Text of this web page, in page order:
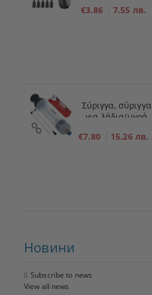
mm x 11,7 mm
€3.86 7.55 лв.
Σύριγγα, σύριγγα
για λάδια/υγρά
€7.80 15.26 лв.
Новини
Subscribe to news
View all news